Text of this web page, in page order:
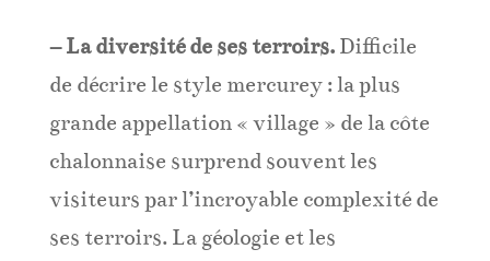
– La diversité de ses terroirs.Difficile
de décrire le style mercurey : la plus
grande appellation « village » de la côte
chalonnaise surprend souvent les
visiteurs par l’incroyable complexité de
ses terroirs. La géologie et les